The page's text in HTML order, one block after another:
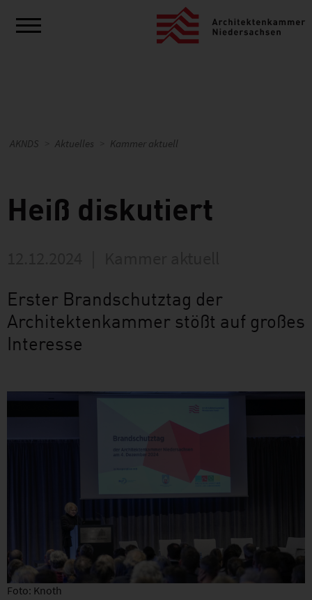
AKNDS Aktuelles Kammer aktuell
Heiß diskutiert
Erster Brandschutztag der
Architektenkammer stößt auf großes
Interesse
Foto: Knoth